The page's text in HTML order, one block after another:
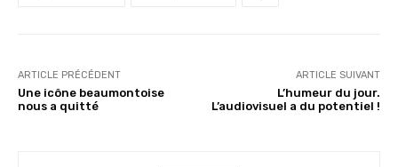
ARTICLE PRÉCÉDENT
Une icône beaumontoise
nous a quitté
ARTICLE SUIVANT
L’humeur du jour.
L’audiovisuel a du potentiel !